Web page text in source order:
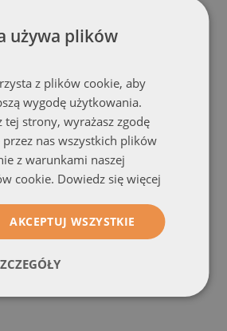
zł
Zdjęcie na płótnie
(#och-411387025)
używa plików
z plików cookie, aby
wygodę użytkowania.
tej strony, wyrażasz zgodę
nas wszystkich plików
z warunkami naszej
cookie. Dowiedz się więcej
AKCEPTUJ WSZYSTKIE